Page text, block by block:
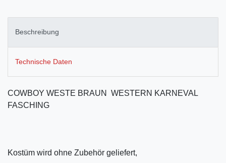
Beschreibung
Technische Daten
COWBOY WESTE BRAUN WESTERN KARNEVAL
FASCHING
Kostüm wird ohne Zubehör geliefert,